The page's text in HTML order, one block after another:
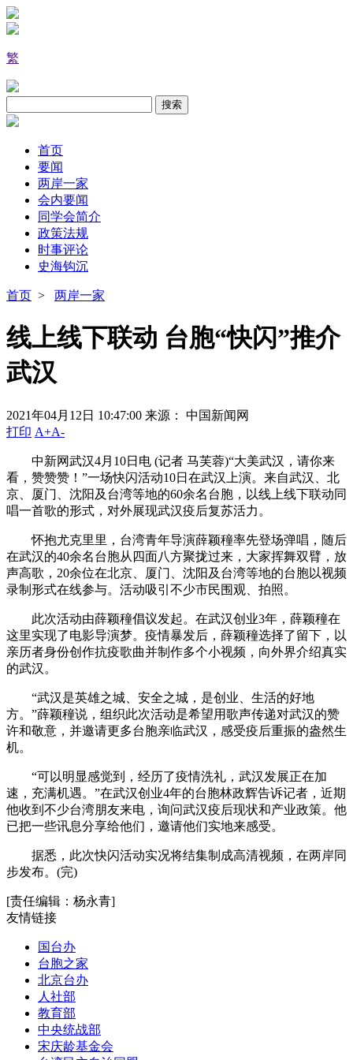
繁
首页
要闻
两岸一家
会内要闻
同学会简介
政策法规
时事评论
史海钩沉
首页 > 两岸一家
线上线下联动 台胞“快闪”推介
武汉
2021年04月12日 10:47:00 来源： 中国新闻网
打印 A+A-
中新网武汉4月10日电 (记者 马芙蓉)“大美武汉，请你来
看，赞赞赞！”一场快闪活动10日在武汉上演。来自武汉、北
京、厦门、沈阳及台湾等地的60余名台胞，以线上线下联动同
唱一首歌的形式，对外展现武汉疫后复苏活力。
怀抱尤克里里，台湾青年导演薛颖穜率先登场弹唱，随后
在武汉的40余名台胞从四面八方聚拢过来，大家挥舞双臂，放
声高歌，20余位在北京、厦门、沈阳及台湾等地的台胞以视频
录制形式在线参与。活动吸引不少市民围观、拍照。
此次活动由薛颖穜倡议发起。在武汉创业3年，薛颖穜在
这里实现了电影导演梦。疫情暴发后，薛颖穜选择了留下，以
亲历者身份创作抗疫歌曲并制作多个小视频，向外界介绍真实
的武汉。
“武汉是英雄之城、安全之城，是创业、生活的好地
方。”薛颖穜说，组织此次活动是希望用歌声传递对武汉的赞
许和敬意，并邀请更多台胞亲临武汉，感受疫后重振的盎然生
机。
“可以明显感觉到，经历了疫情洗礼，武汉发展正在加
速，充满机遇。”在武汉创业4年的台胞林政辉告诉记者，近期
他收到不少台湾朋友来电，询问武汉疫后现状和产业政策。他
已把一些讯息分享给他们，邀请他们实地来感受。
据悉，此次快闪活动实况将结集制成高清视频，在两岸同
步发布。(完)
[责任编辑：杨永青]
友情链接
国台办
台胞之家
北京台办
人社部
教育部
中央统战部
宋庆龄基金会